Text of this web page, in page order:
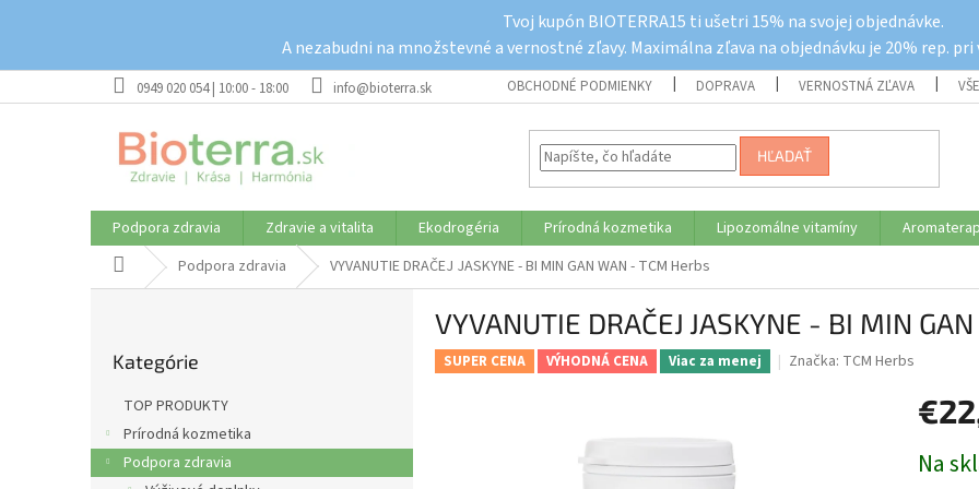
Tvoj kupón BIOTERRA15 ti ušetri 15% na svojej objednávke.
A nezabudni na množstevné a vernostné zľavy. Maximálna zľava na objednávku je 20% rep. pri
0949 020 054 | 10:00 - 18:00 info@bioterra.sk OBCHODNÉ PODMIENKY DOPRAVA VERNOSTNÁ ZĽAVA
HĽADAŤ
Podpora zdravia Zdravie a vitalita Ekodrogéria Prírodná kozmetika Lipozomálne vitamíny
DomovPodpora zdravia VYVANUTIE DRAČEJ JASKYNE - BI MIN GAN WAN - TCM Herbs
a
kategórie
Kategórie
TOP PRODUKTY
Prírodná kozmetika
Podpora zdravia
VYVANUTIE DRAČEJ JASKYNE - BI MIN
SUPER CENA VÝHODNÁ CENA Viac za menej Značka: TCM Herbs
cena:
Na